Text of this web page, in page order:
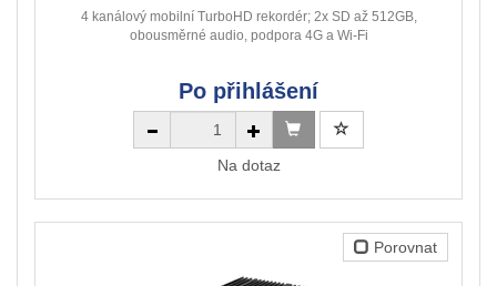
4 kanálový mobilní TurboHD rekordér; 2x SD až 512GB,
obousměrné audio, podpora 4G a Wi-Fi
Po přihlášení
Na dotaz
Porovnat